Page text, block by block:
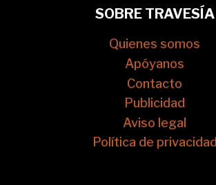
SOBRE TRAVESÍA
Quienes somos
Apóyanos
Contacto
Publicidad
Aviso legal
Política de privacidad